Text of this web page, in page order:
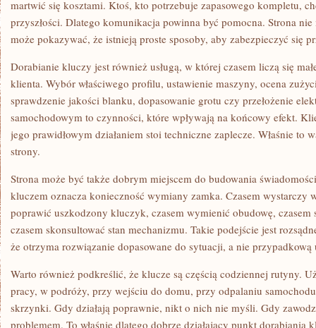
martwić się kosztami. Ktoś, kto potrzebuje zapasowego kompletu,
przyszłości. Dlatego komunikacja powinna być pomocna. Strona
może pokazywać, że istnieją proste sposoby, aby zabezpieczyć się
Dorabianie kluczy jest również usługą, w której czasem liczą się
klienta. Wybór właściwego profilu, ustawienie maszyny, ocena
sprawdzenie jakości blanku, dopasowanie grotu czy przełożenie
samochodowym to czynności, które wpływają na końcowy efekt.
jego prawidłowym działaniem stoi techniczne zaplecze. Właśnie to
strony.
Strona może być także dobrym miejscem do budowania
kluczem oznacza konieczność wymiany zamka. Czasem wystarczy
poprawić uszkodzony kluczyk, czasem wymienić obudowę,
czasem skonsultować stan mechanizmu. Takie podejście jest
że otrzyma rozwiązanie dopasowane do sytuacji, a nie przypadkową
Warto również podkreślić, że klucze są częścią codziennej rutyny.
pracy, w podróży, przy wejściu do domu, przy odpalaniu
skrzynki. Gdy działają poprawnie, nikt o nich nie myśli. Gdy
problemem. To właśnie dlatego dobrze działający punkt dorabiania